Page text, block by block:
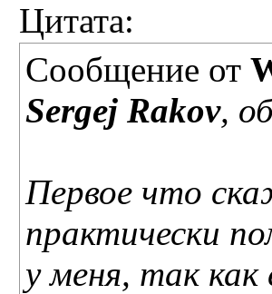
Цитата:
Сообщение от
Sergej Rakov,
Первое что
практически
у меня, так как